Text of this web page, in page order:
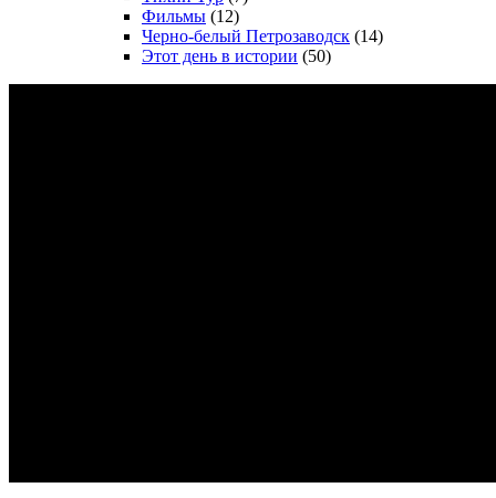
Фильмы (12)
Черно-белый Петрозаводск (14)
Этот день в истории (50)